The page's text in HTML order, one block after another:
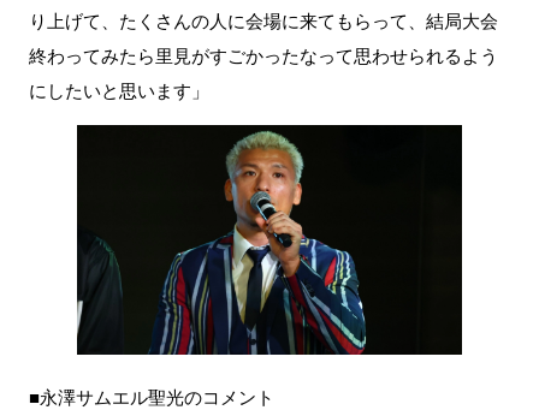
り上げて、たくさんの人に会場に来てもらって、結局大会
終わってみたら里見がすごかったなって思わせられるよう
にしたいと思います」
■永澤サムエル聖光のコメント